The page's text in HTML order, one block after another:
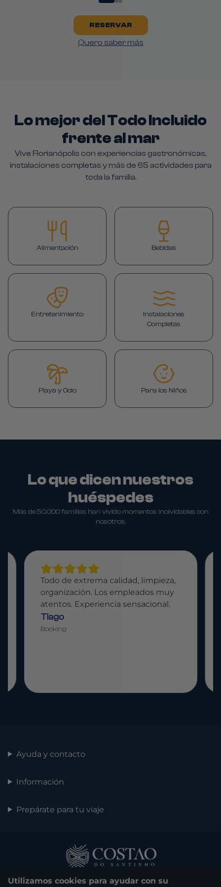
Utilizamos cookies para ayudar con su
RESERVAR
Quero saber más
Lo mejor del Todo Incluido
frente al mar
Vive Florianópolis con experiencias gastronómicas,
instalaciones completas y más de 65 actividades para
toda la familia.
Alimentación Bebidas
Entretenimiento
Instalaciones
Completas
Playa y Ocio Para los Niños
Lo que dicen nuestros
huéspedes
Más de 50.000 familias han vivido momentos inolvidables con
nosotros.
Todo de extrema calidad, limpieza,
organización. Los empleados muy
atentos. Experiencia sensacional.
Tiago
Booking
Ayuda y contacto
Información
Prepárate para tu viaje